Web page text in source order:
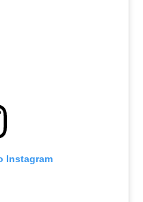
Instagram